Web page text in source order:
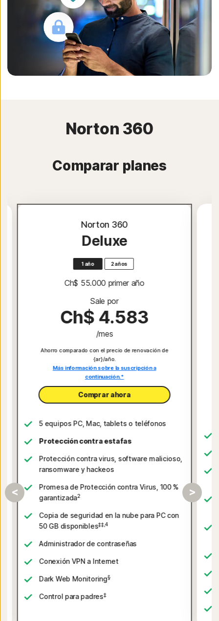
Norton 360
Comparar planes
Norton 360
Deluxe
1 año 2 años
Ch$ 55.000 primer año
Sale por
Ch$ 4.583
/mes
Ahorro comparado con el precio de renovación de
{ar}/año.
Más información sobre la suscripción a
continuación.*
Comprar ahora
5 equipos PC, Mac, tablets o teléfonos
Protección contra estafas
Protección contra virus, software malicioso,
ransomware y hackeos
Promesa de Protección contra Virus, 100 %
garantizada2
Copia de seguridad en la nube para PC con
50 GB disponibles‡‡,4
Administrador de contraseñas
Conexión VPN a Internet
Dark Web Monitoring§
Control para padres‡